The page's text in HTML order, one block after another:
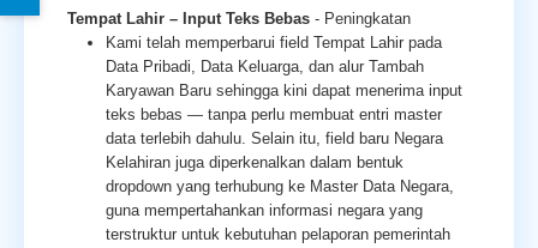
Tempat Lahir – Input Teks Bebas - Peningkatan
Kami telah memperbarui field Tempat Lahir pada
Data Pribadi, Data Keluarga, dan alur Tambah
Karyawan Baru sehingga kini dapat menerima input
teks bebas — tanpa perlu membuat entri master
data terlebih dahulu. Selain itu, field baru Negara
Kelahiran juga diperkenalkan dalam bentuk
dropdown yang terhubung ke Master Data Negara,
guna mempertahankan informasi negara yang
terstruktur untuk kebutuhan pelaporan pemerintah